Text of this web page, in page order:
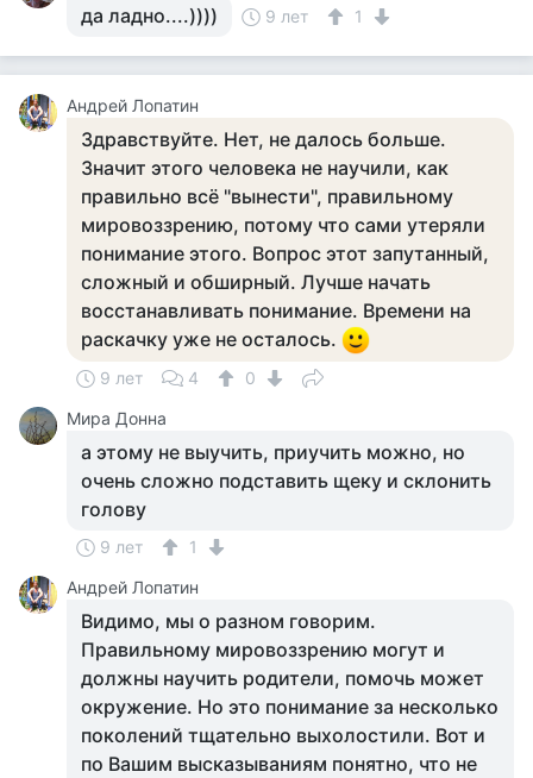
да ладно....)))) 9 лет 1
Андрей Лопатин
Здравствуйте. Нет, не далось больше.
Значит этого человека не научили, как
правильно всё "вынести", правильному
мировоззрению, потому что сами утеряли
понимание этого. Вопрос этот запутанный,
сложный и обширный. Лучше начать
восстанавливать понимание. Времени на
раскачку уже не осталось.
9 лет 4
0
Мира Донна
а этому не выучить, приучить можно, но
очень сложно подставить щеку и склонить
голову
9 лет
1
Андрей Лопатин
Видимо, мы о разном говорим.
Правильному мировоззрению могут и
должны научить родители, помочь может
окружение. Но это понимание за несколько
поколений тщательно выхолостили. Вот и
по Вашим высказываниям понятно, что не